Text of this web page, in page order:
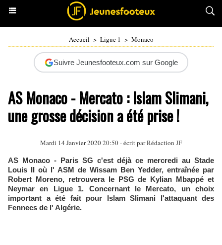
Accueil > Ligue 1 > Monaco
Suivre Jeunesfooteux.com sur Google
AS Monaco - Mercato : Islam Slimani,
une grosse décision a été prise !
Mardi 14 Janvier 2020 20:50 - écrit par Rédaction JF
AS Monaco - Paris SG c'est déjà ce mercredi au Stade
Louis II où l' ASM de Wissam Ben Yedder, entraînée par
Robert Moreno, retrouvera le PSG de Kylian Mbappé et
Neymar en Ligue 1. Concernant le Mercato, un choix
important a été fait pour Islam Slimani l'attaquant des
Fennecs de l' Algérie.